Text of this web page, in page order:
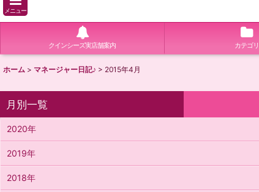
メニュー
クインシーズ実店舗案内 カテゴリ
ホーム > マネージャー日記♪ > 2015年4月
月別一覧
2020年
2019年
2018年